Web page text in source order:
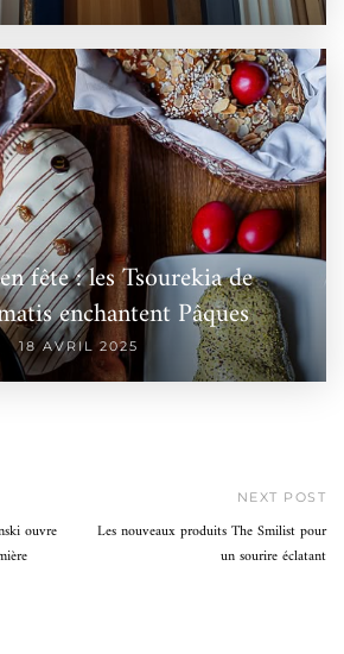
fête : les Tsourekia de
enchantent Pâques
18 AVRIL 2025
ouvre
NEXT POST
Les nouveaux produits The Smilist pour
un sourire éclatant